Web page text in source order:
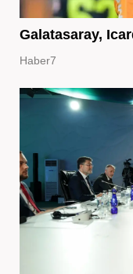
Galatasaray,
Haber7